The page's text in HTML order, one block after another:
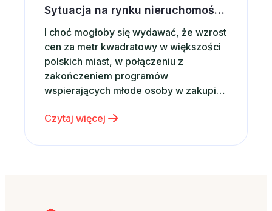
Sytuacja na rynku nieruchomości a wynajem krótkoterminowy
I choć mogłoby się wydawać, że wzrost
cen za metr kwadratowy w większości
polskich miast, w połączeniu z
zakończeniem programów
wspierających młode osoby w zakupie
wpływ na rynkowe tendencje, z opinii
powinna mieć miejsca. Zgodnie z
Czytaj więcej